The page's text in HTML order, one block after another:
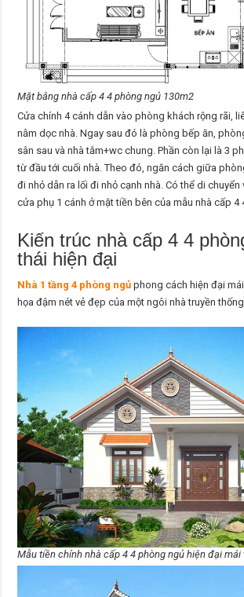
Mặt bằng nhà cấp 4 4 phòng ngủ 130m2
Cửa chính 4 cánh dẫn vào phòng khách rộng rãi,
nằm dọc nhà. Ngay sau đó là phòng bếp ăn,
sân sau và nhà tắm+wc chung. Phần còn lại là 3
từ đầu tới cuối nhà. Theo đó, ngăn cách giữa
đi nhỏ dẫn ra lối đi nhỏ cạnh nhà. Có thể di
cửa phụ 1 cánh ở mặt tiền bên của mẫu nhà cấp 4
Kiến trúc nhà cấp 4 4
thái hiện đại
Nhà 1 tầng 4 phòng ngủ phong cách hiện đại
họa đậm nét vẻ đẹp của một ngôi nhà truyền
Mẫu tiền chính nhà cấp 4 4 phòng ngủ hiện đại mái